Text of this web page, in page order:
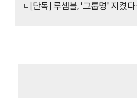
[단독] 루셈블, '그룹명' 지켰